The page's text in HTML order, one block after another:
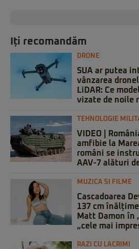
Iți recomandăm
DRONE
SUA ar putea
vânzarea
LiDAR: Ce
vizate de noile
TEHNOLOGIE
VIDEO |
amfibie la
români se
AAV-7 alături
MUZICA SI FILME
Cascadoarea
137 cm
Matt Damon în
„cele mai
RAZI CU LACRIMI